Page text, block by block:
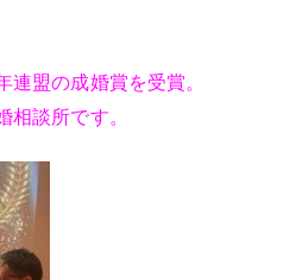
盟の成婚賞を受賞。
談所です。